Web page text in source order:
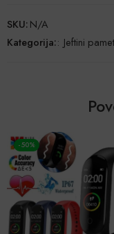
SKU:N/A
Kategorija:: Jeftini
-50%